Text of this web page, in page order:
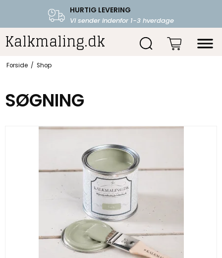
HURTIG LEVERING
Vi sender indenfor 1-3 hverdage
FRI FRAGT OVER 599.-
Starter fra 39,-
Kalkmaling.dk
Forside / Shop
SØGNING